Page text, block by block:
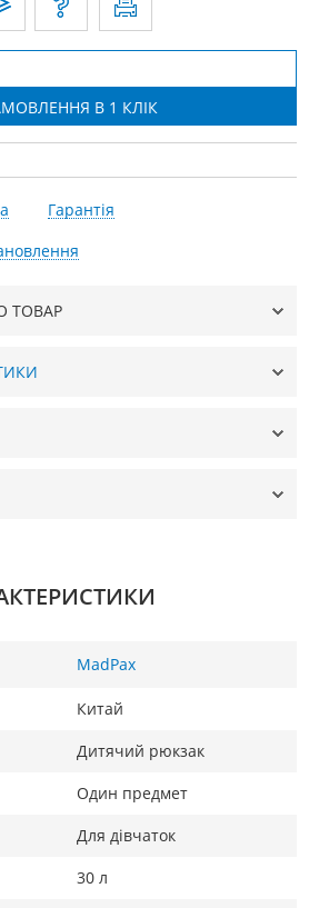
Гарантія
ТОВАР
MadPax
Китай
Дитячий рюкзак
Один предмет
Для дівчаток
30 л